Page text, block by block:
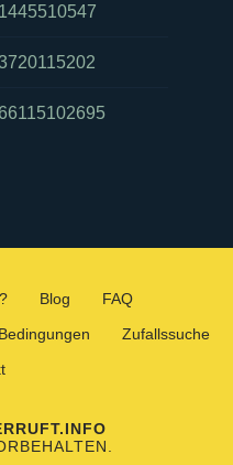
Blog
FAQ
Bedingungen
Zufallssuche